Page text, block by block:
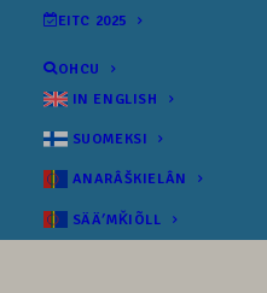
EITC 2025
OHCU
IN ENGLISH
SUOMEKSI
ANARÂŠKIELÂN
SÄÄʹMǨIÕLL